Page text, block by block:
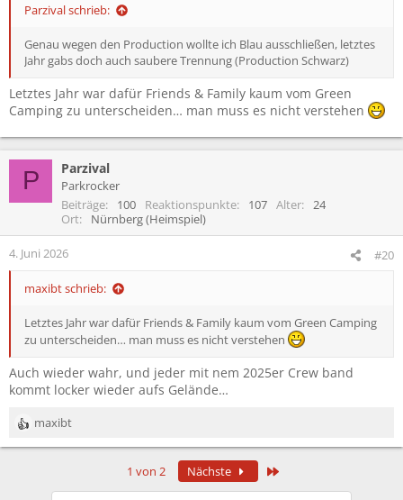
Parzival schrieb:
Genau wegen den Production wollte ich Blau ausschließen, letztes
Jahr gabs doch auch saubere Trennung (Production Schwarz)
Letztes Jahr war dafür Friends & Family kaum vom Green
Camping zu unterscheiden… man muss es nicht verstehen
P Parzival
Parkrocker
Beiträge
100 Reaktionspunkte 107 Alter
24
Ort
Nürnberg (Heimspiel)
4. Juni 2026 #20
maxibt schrieb:
Letztes Jahr war dafür Friends & Family kaum vom Green Camping
zu unterscheiden… man muss es nicht verstehen
Auch wieder wahr, und jeder mit nem 2025er Crew band
kommt locker wieder aufs Gelände…
R
e
maxibt
1 von 2 Nächste